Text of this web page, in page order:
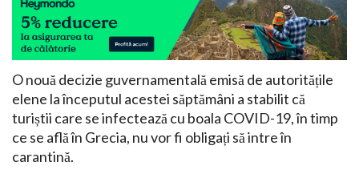
O nouă decizie guvernamentală emisă de autoritățile
elene la începutul acestei săptămâni a stabilit că
turiștii care se infectează cu boala COVID-19, în timp
ce se află în Grecia, nu vor fi obligați să intre în
carantină.